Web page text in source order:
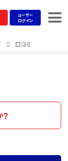
ユーザー
ログイン
口コミ